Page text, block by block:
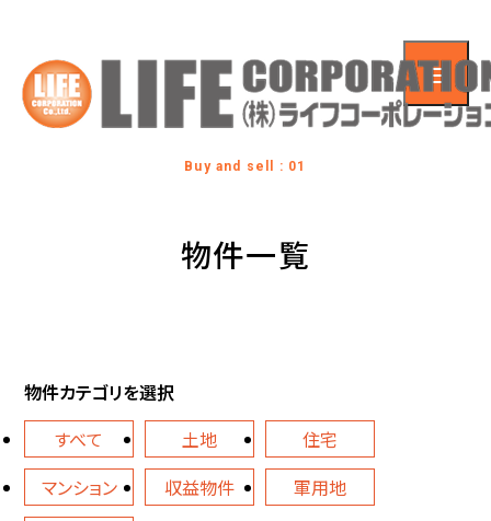
Buy and sell : 01
物件一覧
物件カテゴリを選択
すべて
土地
住宅
マンション
収益物件
軍用地